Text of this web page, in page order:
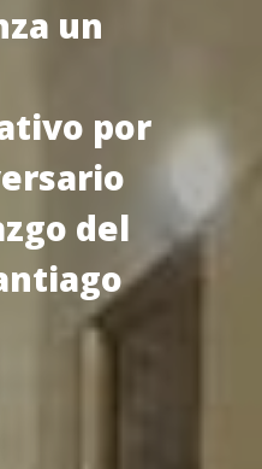
un
por
del